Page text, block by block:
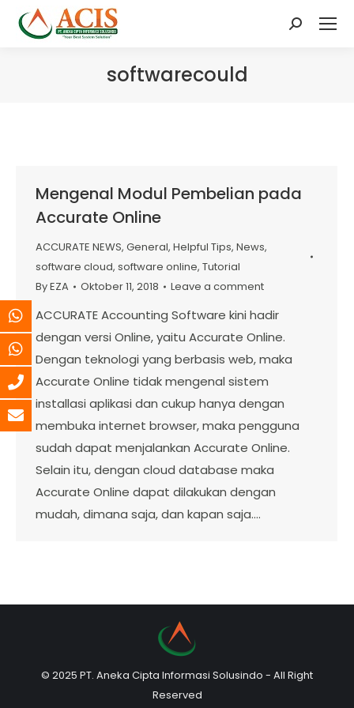
Search:
softwarecould
Mengenal Modul Pembelian pada
Accurate Online
ACCURATE NEWS, General, Helpful Tips, News,
software cloud, software online, Tutorial
ByEZA Oktober 11, 2018 Leave a comment
ACCURATE Accounting Software kini hadir
dengan versi Online, yaitu Accurate Online.
Dengan teknologi yang berbasis web, maka
Accurate Online tidak mengenal sistem
installasi aplikasi dan cukup hanya dengan
membuka internet browser, maka pengguna
sudah dapat menjalankan Accurate Online.
Selain itu, dengan cloud database maka
Accurate Online dapat dilakukan dengan
mudah, dimana saja, dan kapan saja.…
© 2025 PT. Aneka Cipta Informasi Solusindo - All Right
Reserved